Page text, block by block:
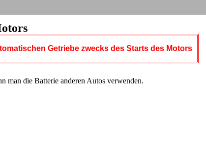
Getriebe zwecks des Starts des Motors
man die Batterie anderen Autos verwenden.